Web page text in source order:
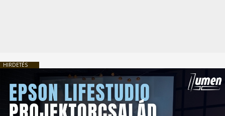
HIRDETÉS